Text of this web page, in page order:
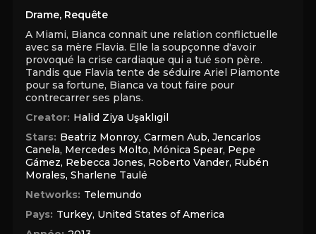
Drame, Requête
A Miami, Bianca connait une relation conflictuelle
avec sa mère Flavia. Elle la soupçonne d'avoir
provoqué la crise cardiaque qui a tué son père.
Tandis que Flavia tente de séduire Ariel Piamonte
pour sa fortune, Bianca va tout faire pour
contrecarrer ses plans.
Creator: Halid Ziya Uşaklıgil
Stars: Beatriz Monroy, Carmen Aub, Jencarlos
Canela, Mercedes Molto, Mónica Spear, Pepe
Gámez, Rebecca Jones, Roberto Vander, Rubén
Morales,Sharlene Taulé
Networks: Telemundo
Pays: Turkey, United States of America